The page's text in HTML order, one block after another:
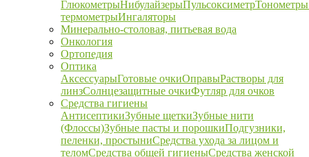
ГлюкометрыНибулайзерыПульсоксиметрТонометры
термометрыИнгаляторы
Минерально-столовая, питьевая вода
Онкология
Ортопедия
Оптика
АксессуарыГотовые очкиОправыРастворы для
линзСолнцезащитные очкиФутляр для очков
Средства гигиены
АнтисептикиЗубные щеткиЗубные нити
(Флоссы)Зубные пасты и порошкиПодгузники,
пеленки, простыниСредства ухода за лицом и
теломСредства общей гигиеныСредства женской